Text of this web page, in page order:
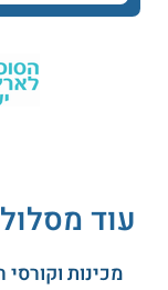
עד 90
והיחידה להכוונת
נושאי הלימוד
הנושאים
עוד
מכינות וקורסי